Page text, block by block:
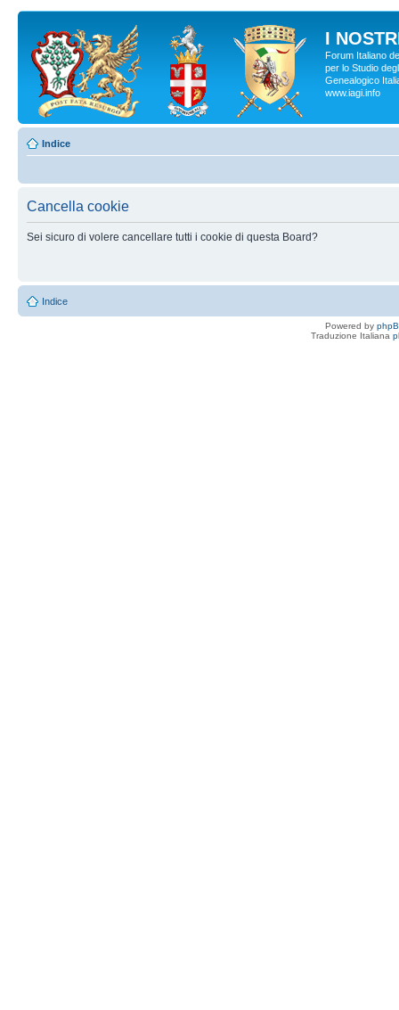
I
Forum Italiano
per lo Studio
Genealogico
www.iagi.info
Indice
Cancella cookie
Sei sicuro di volere cancellare tutti i cookie di questa Board?
Indice
Powered by
Traduzione Italiana